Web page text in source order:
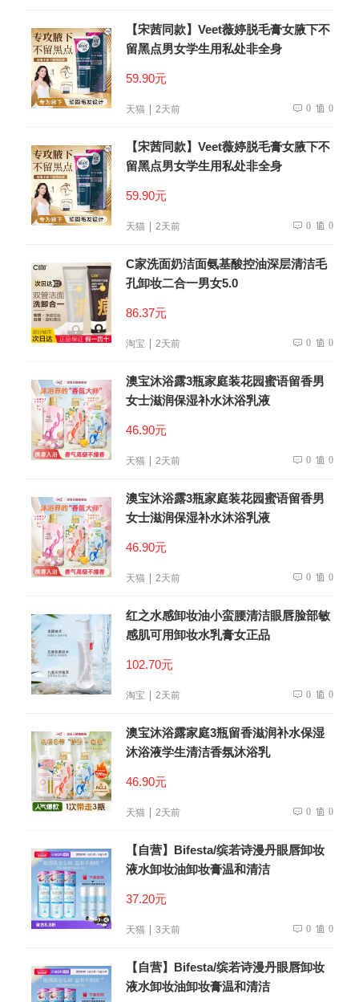
【宋茜同款】Veet薇婷脱毛膏女腋下不
留黑点男女学生用私处非全身
59.90元
天猫 2天前 0 0
【宋茜同款】Veet薇婷脱毛膏女腋下不
留黑点男女学生用私处非全身
59.90元
天猫 2天前 0 0
C家洗面奶洁面氨基酸控油深层清洁毛
孔卸妆二合一男女5.0
86.37元
淘宝 2天前 0 0
澳宝沐浴露3瓶家庭装花园蜜语留香男
女士滋润保湿补水沐浴乳液
46.90元
天猫 2天前 0 0
澳宝沐浴露3瓶家庭装花园蜜语留香男
女士滋润保湿补水沐浴乳液
46.90元
天猫 2天前 0 0
红之水感卸妆油小蛮腰清洁眼唇脸部敏
感肌可用卸妆水乳膏女正品
102.70元
淘宝 2天前 0 0
澳宝沐浴露家庭3瓶留香滋润补水保湿
沐浴液学生清洁香氛沐浴乳
46.90元
天猫 2天前 0 0
【自营】Bifesta/缤若诗漫丹眼唇卸妆
液水卸妆油卸妆膏温和清洁
37.20元
天猫 3天前 0 0
【自营】Bifesta/缤若诗漫丹眼唇卸妆
液水卸妆油卸妆膏温和清洁